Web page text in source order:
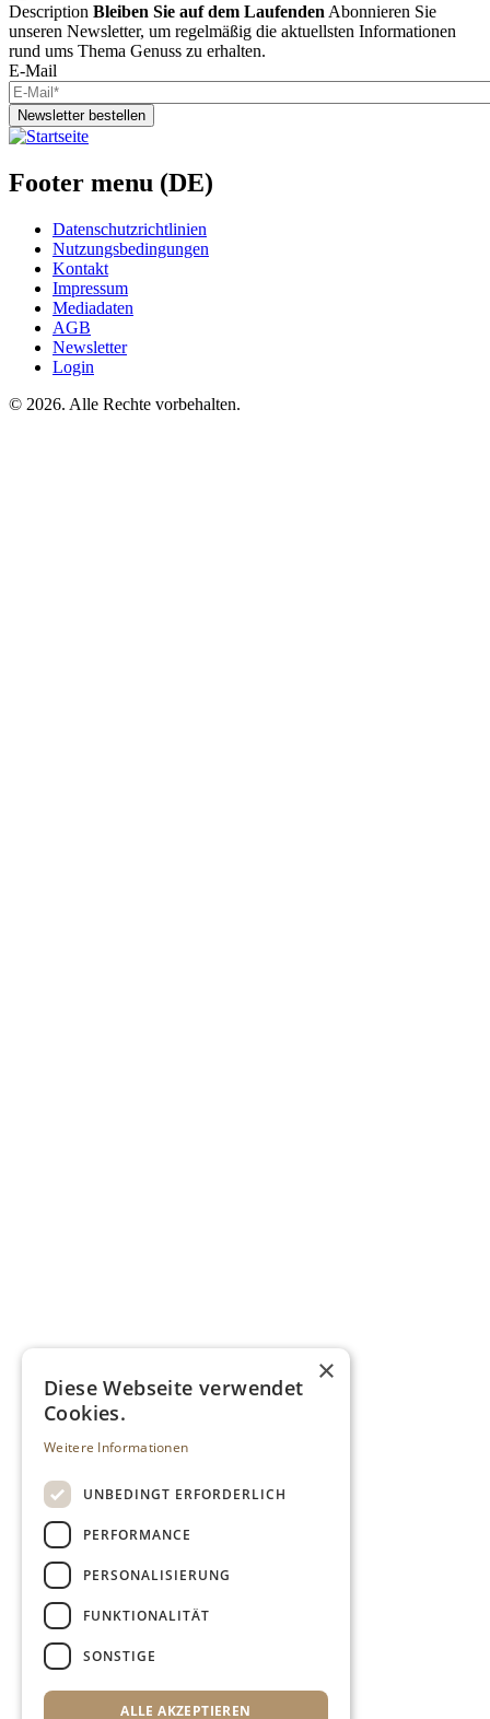
Description Bleiben Sie auf dem Laufenden Abonnieren Sie
unseren Newsletter, um regelmäßig die aktuellsten Informationen
rund ums Thema Genuss zu erhalten.
E-Mail
Newsletter bestellen
Footer menu (DE)
Datenschutzrichtlinien
Nutzungsbedingungen
Kontakt
Impressum
Mediadaten
AGB
Newsletter
Login
© 2026. Alle Rechte vorbehalten.
×
Diese Webseite verwendet
Cookies.
Weitere Informationen
UNBEDINGT ERFORDERLICH
PERFORMANCE
PERSONALISIERUNG
FUNKTIONALITÄT
SONSTIGE
ALLE AKZEPTIEREN